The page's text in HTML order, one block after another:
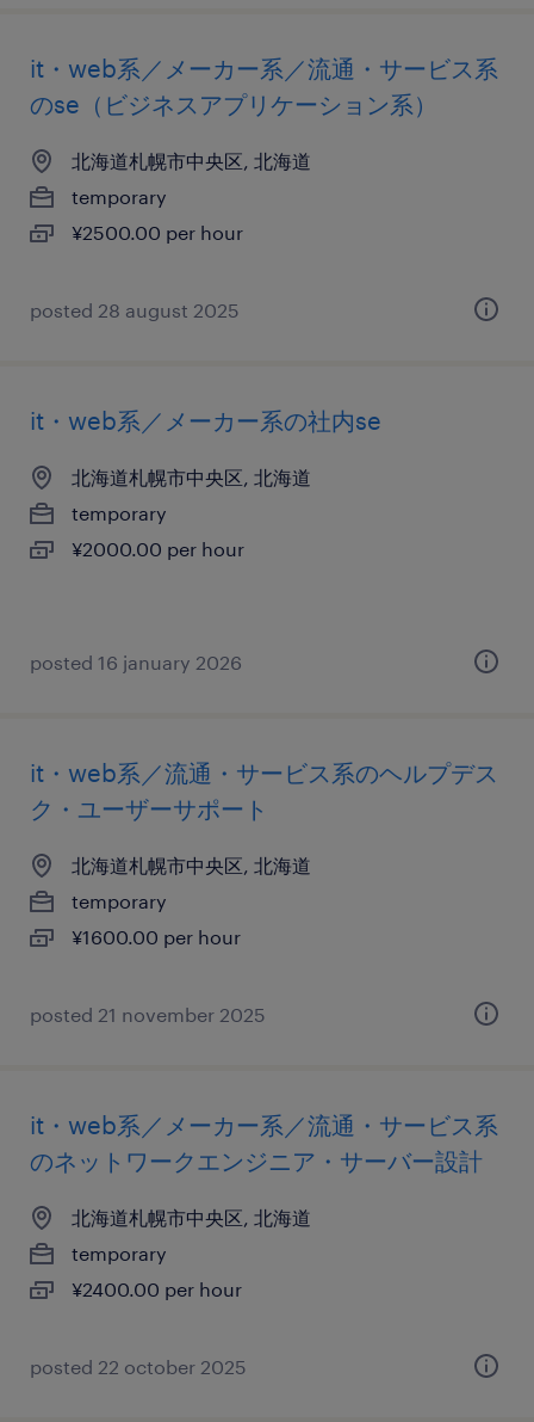
it・web系／メーカー系／流通・サービス系
のse（ビジネスアプリケーション系）
北海道札幌市中央区, 北海道
temporary
¥2500.00 per hour
posted 28 august 2025
it・web系／メーカー系の社内se
北海道札幌市中央区, 北海道
temporary
¥2000.00 per hour
posted 16 january 2026
it・web系／流通・サービス系のヘルプデス
ク・ユーザーサポート
北海道札幌市中央区, 北海道
temporary
¥1600.00 per hour
posted 21 november 2025
it・web系／メーカー系／流通・サービス系
のネットワークエンジニア・サーバー設計
北海道札幌市中央区, 北海道
temporary
¥2400.00 per hour
posted 22 october 2025